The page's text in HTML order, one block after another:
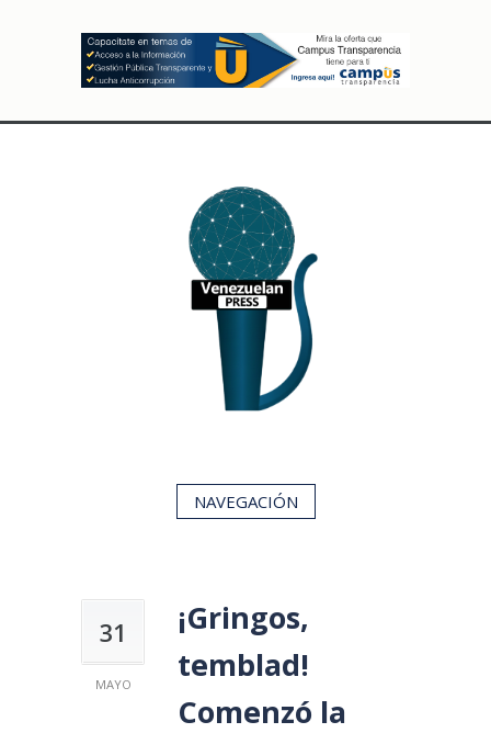
NAVEGACIÓN
31
MAYO
¡Gringos,
temblad!
Comenzó la